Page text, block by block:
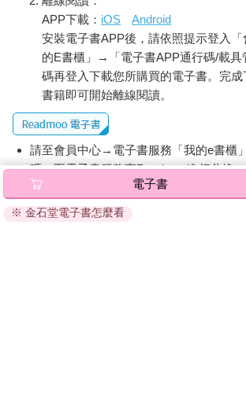
集、不存在國家的地圖集、幻影地圖集、啤
啡、巧克力、紅酒的地圖集，甚至來有各種
的地圖集，眼花撩亂，無奇不有，但是卻獨
圖集。我能找到最相近的，也僅止於記載
百餘國家鑄幣歷史的硬幣地圖集。可惜的
金融現象的一小部分。
我在步行於牛津大學地理暨環境學院（
and the Environment）周邊時，想起了當年
境。2010 年，我第一次與導師高登．L．克
Clark）構思如何製作一部金融地圖集，但是
彩繪製的地圖集，所費不貲。就如同毛羅修士
所面臨的處境一樣，足夠的資金是製作全彩地
向學院申請補助並不是好選項，所以這個計畫
APP下載： iOS
Android
安裝電子書APP後，請依照提示登入
的E書櫃」→「電子書APP通行碼/載具
碼再登入下載您所購買的電子書。完
書籍即可開始離線閱讀。
請至會員中心→電子書服務「我的e書櫃
碼』至電子書服務商Readmoo進行兌換。
退換貨須知：
因版權保護，您在金石堂所購買的電子書
電子書
※ 金石堂電子書怎麼看